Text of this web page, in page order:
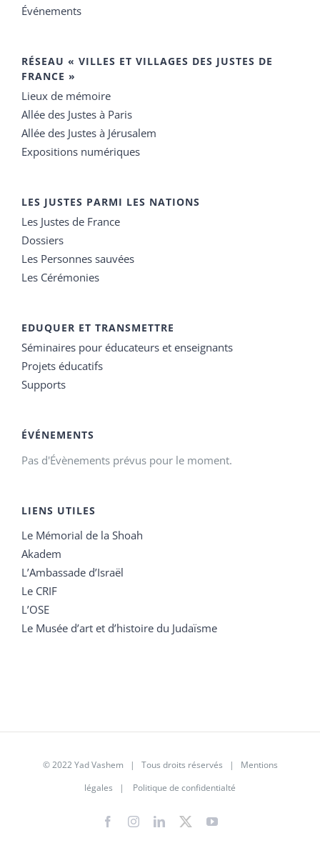
Événements
RÉSEAU « VILLES ET VILLAGES DES JUSTES DE
FRANCE »
Lieux de mémoire
Allée des Justes à Paris
Allée des Justes à Jérusalem
Expositions numériques
LES JUSTES PARMI LES NATIONS
Les Justes de France
Dossiers
Les Personnes sauvées
Les Cérémonies
EDUQUER ET TRANSMETTRE
Séminaires pour éducateurs et enseignants
Projets éducatifs
Supports
ÉVÉNEMENTS
Pas d'Évènements prévus pour le moment.
LIENS UTILES
Le Mémorial de la Shoah
Akadem
L’Ambassade d’Israël
Le CRIF
L’OSE
Le Musée d’art et d’histoire du Judaïsme
© 2022 Yad Vashem | Tous droits réservés | Mentions
légales | Politique de confidentialté
FacebookInstagramLinkedIn
X YouTube